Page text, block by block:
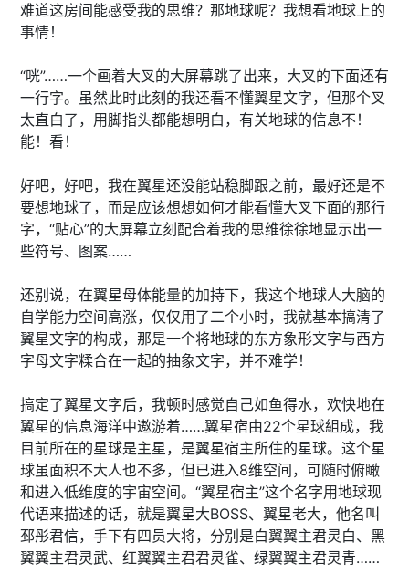
难道这房间能感受我的思维？那地球呢？我想看地球上的
事情！
“咣”……一个画着大叉的大屏幕跳了出来，大叉的下面还有
一行字。虽然此时此刻的我还看不懂翼星文字，但那个叉
太直白了，用脚指头都能想明白，有关地球的信息不！
能！看！
好吧，好吧，我在翼星还没能站稳脚跟之前，最好还是不
要想地球了，而是应该想想如何才能看懂大叉下面的那行
字，“贴心”的大屏幕立刻配合着我的思维徐徐地显示出一
些符号、图案……
还别说，在翼星母体能量的加持下，我这个地球人大脑的
自学能力空间高涨，仅仅用了二个小时，我就基本搞清了
翼星文字的构成，那是一个将地球的东方象形文字与西方
字母文字糅合在一起的抽象文字，并不难学！
搞定了翼星文字后，我顿时感觉自己如鱼得水，欢快地在
翼星的信息海洋中遨游着……翼星宿由22个星球組成，我
目前所在的星球是主星，是翼星宿主所住的星球。这个星
球虽面积不大人也不多，但已进入8维空间，可随时俯瞰
和进入低维度的宇宙空间。“翼星宿主”这个名字用地球现
代语来描述的话，就是翼星大BOSS、翼星老大，他名叫
邳彤君信，手下有四员大将，分别是白翼翼主君灵白、黑
翼翼主君灵武、红翼翼主君君灵雀、绿翼翼主君灵青……